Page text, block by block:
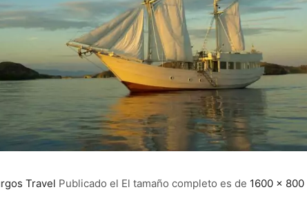
Travel Publicado el El tamaño completo es de 1600 × 800